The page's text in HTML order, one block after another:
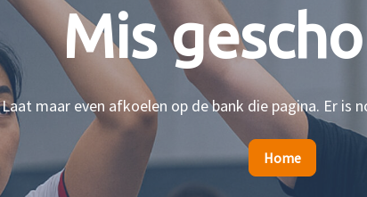
Mis
Laat maar even afkoelen op de bank die pagina. Er is
Home